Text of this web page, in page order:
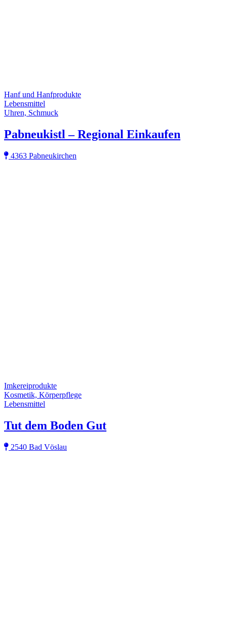
Hanf und Hanfprodukte
Lebensmittel
Uhren, Schmuck
Pabneukistl – Regional Einkaufen
4363 Pabneukirchen
Imkereiprodukte
Kosmetik, Körperpflege
Lebensmittel
Tut dem Boden Gut
2540 Bad Vöslau